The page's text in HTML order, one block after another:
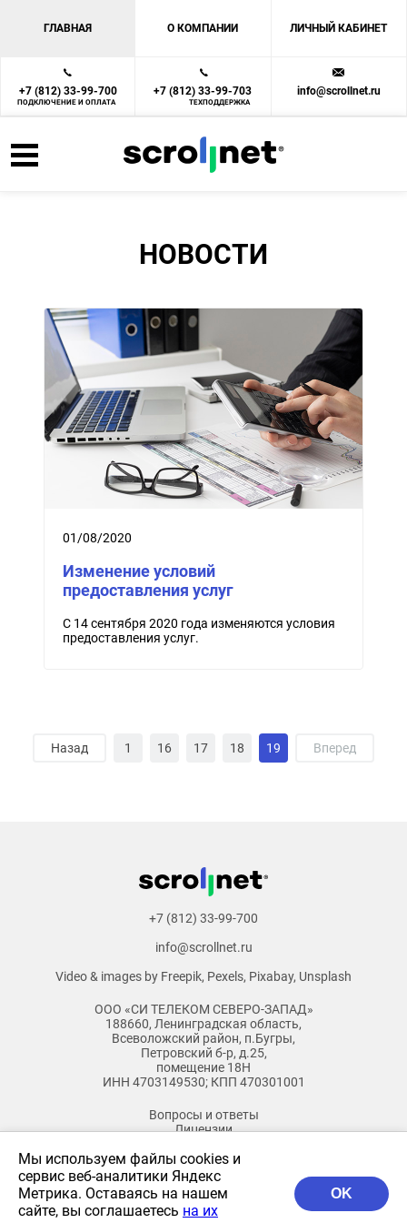
ГЛАВНАЯ О КОМПАНИИ ЛИЧНЫЙ КАБИНЕТ
+7 (812) 33-99-700
ПОДКЛЮЧЕНИЕ И ОПЛАТА
+7 (812) 33-99-703
ТЕХПОДДЕРЖКА
info@scrollnet.ru
НОВОСТИ
01/08/2020
Изменение условий
предоставления услуг
С 14 сентября 2020 года изменяются условия
предоставления услуг.
Назад 1 16 17 18 19 Вперед
+7 (812) 33-99-700
info@scrollnet.ru
Video & images by Freepik, Pexels, Pixabay, Unsplash
ООО «СИ ТЕЛЕКОМ СЕВЕРО-ЗАПАД»
188660, Ленинградская область,
Всеволожский район, п.Бугры,
Петровский б-р, д.25,
помещение 18Н
ИНН 4703149530; КПП 470301001
Вопросы и ответы
Лицензии
Бланк заказа
Бланк Смотрешка
Бланк доп.услуги
Архив
Мы используем файлы cookies и
сервис веб-аналитики Яндекс
Метрика. Оставаясь на нашем
сайте, вы соглашаетесь на их
OK